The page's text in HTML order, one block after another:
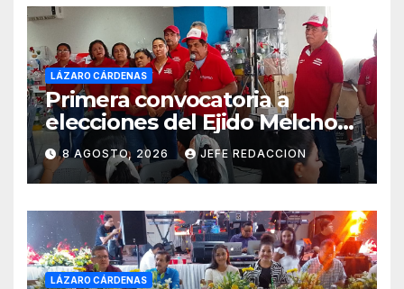
LÁZARO CÁRDENAS
Primera convocatoria a
elecciones del Ejido Melchor
Ocampo en Lázaro Cárdenas
el domingo
8 AGOSTO, 2026 JEFE REDACCION
LÁZARO CÁRDENAS